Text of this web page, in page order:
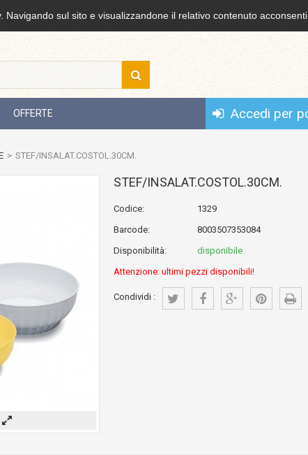
sul sito e visualizzandone il relativo contenuto
Accedi per
OFFERTE
> STEF/INSALAT.COSTOL.30CM.
STEF/INSALAT.COSTOL.30CM.
Codice:
1329
Barcode:
8003507353084
Disponibilità:
disponibile
Attenzione: ultimi pezzi disponibili!
Condividi :